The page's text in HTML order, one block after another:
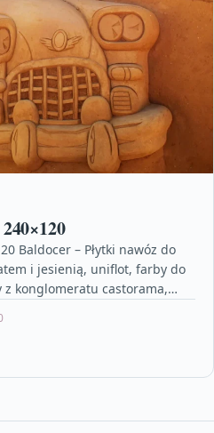
Baldocer – Płytki nawóz do
i jesienią, uniflot, farby do
konglomeratu castorama,…